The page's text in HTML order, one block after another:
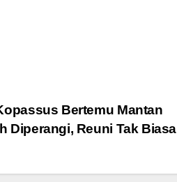
Bertemu Mantan
Diperangi, Reuni Tak Biasa